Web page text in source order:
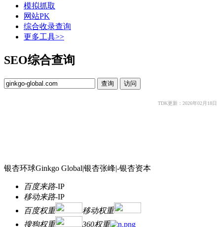
模拟抓取
网站PK
综合收录查询
更多工具>>
SEO综合查询
TDK更新：2026年02月18日
银杏环球Ginkgo Global|银杏张峰|-银杏资本
百度来路-IP
移动来路-IP
百度权重
移动权重
搜狗权重
360权重